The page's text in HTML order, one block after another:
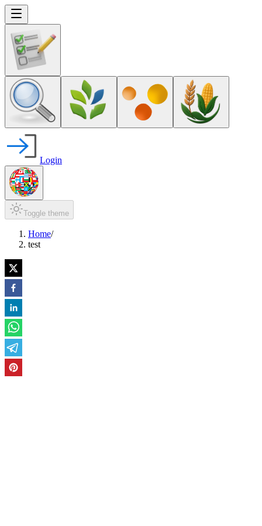
Login
Toggle theme
Home/
test